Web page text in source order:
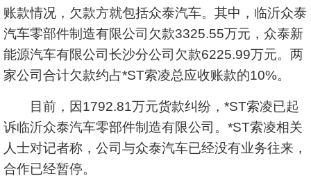
账款情况，欠款方就包括众泰汽车。其中，临沂众泰
汽车零部件制造有限公司欠款3325.55万元，众泰新
能源汽车有限公司长沙分公司欠款6225.99万元。两
家公司合计欠款约占*ST索凌总应收账款的10%。
目前，因1792.81万元货款纠纷，*ST索凌已起
诉临沂众泰汽车零部件制造有限公司。*ST索凌相关
人士对记者称，公司与众泰汽车已经没有业务往来，
合作已经暂停。